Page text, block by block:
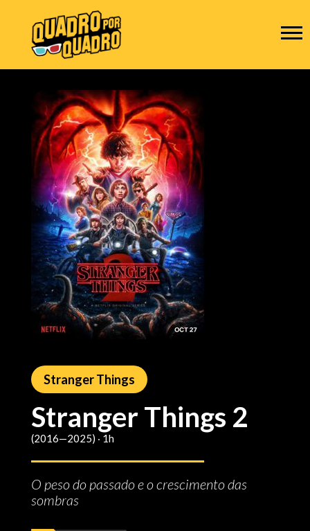
Stranger Things
Stranger Things 2
(2016—2025) ‧ 1h
O peso do passado e o crescimento das
sombras